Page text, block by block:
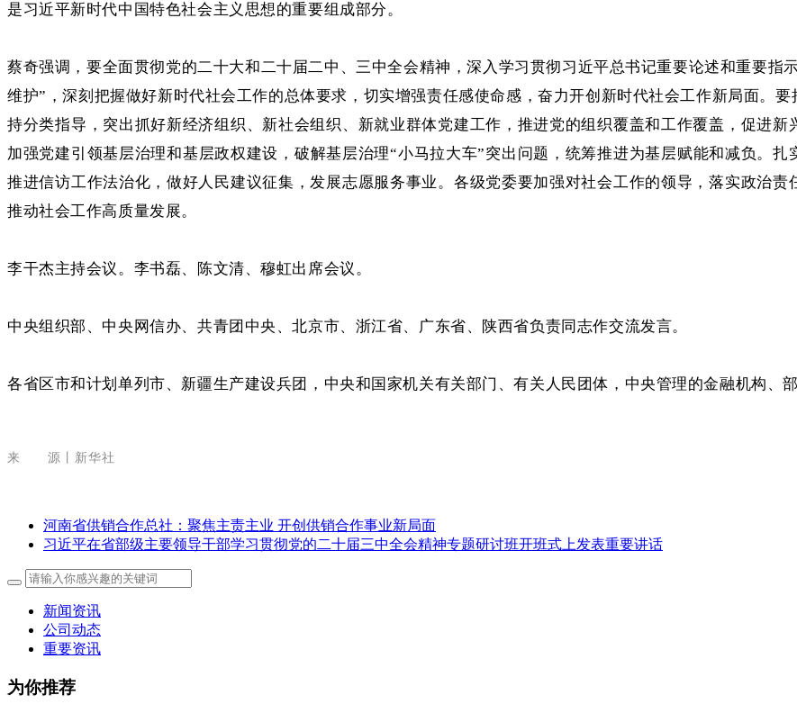
是习近平新时代中国特色社会主义思想的重要组成部分。
蔡奇强调，要全面贯彻党的二十大和二十届二中、三中全会精神，深入学习贯彻习近平总书记重要论述和重要指
维护”，深刻把握做好新时代社会工作的总体要求，切实增强责任感使命感，奋力开创新时代社会工作新局面。
持分类指导，突出抓好新经济组织、新社会组织、新就业群体党建工作，推进党的组织覆盖和工作覆盖，促进新
加强党建引领基层治理和基层政权建设，破解基层治理“小马拉大车”突出问题，统筹推进为基层赋能和减负。扎
推进信访工作法治化，做好人民建议征集，发展志愿服务事业。各级党委要加强对社会工作的领导，落实政治
推动社会工作高质量发展。
李干杰主持会议。李书磊、陈文清、穆虹出席会议。
中央组织部、中央网信办、共青团中央、北京市、浙江省、广东省、陕西省负责同志作交流发言。
各省区市和计划单列市、新疆生产建设兵团，中央和国家机关有关部门、有关人民团体，中央管理的金融机构、
来 源丨新华社
河南省供销合作总社：聚焦主责主业 开创供销合作事业新局面
习近平在省部级主要领导干部学习贯彻党的二十届三中全会精神专题研讨班开班式上发表重要讲话
新闻资讯
公司动态
重要资讯
为你推荐